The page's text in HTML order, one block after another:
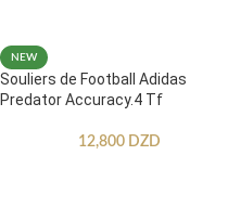
NEW
Souliers de Football Adidas
Predator Accuracy.4 Tf
12,800 DZD